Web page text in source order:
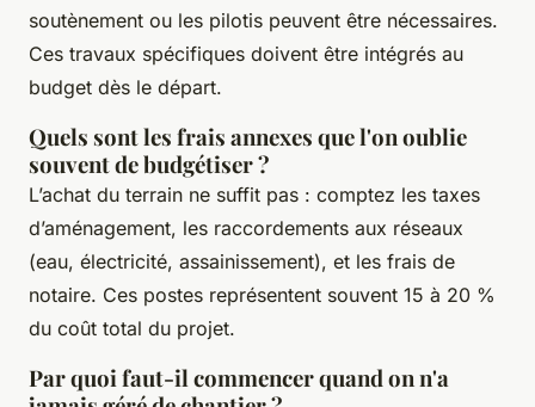
soutènement ou les pilotis peuvent être nécessaires.
Ces travaux spécifiques doivent être intégrés au
budget dès le départ.
Quels sont les frais annexes que l'on oublie
souvent de budgétiser ?
L’achat du terrain ne suffit pas : comptez les taxes
d’aménagement, les raccordements aux réseaux
(eau, électricité, assainissement), et les frais de
notaire. Ces postes représentent souvent 15 à 20 %
du coût total du projet.
Par quoi faut-il commencer quand on n'a